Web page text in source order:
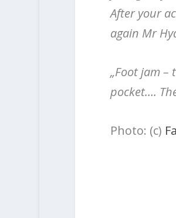
After your
again Mr
„Foot jam –
pocket….
Photo: (c)